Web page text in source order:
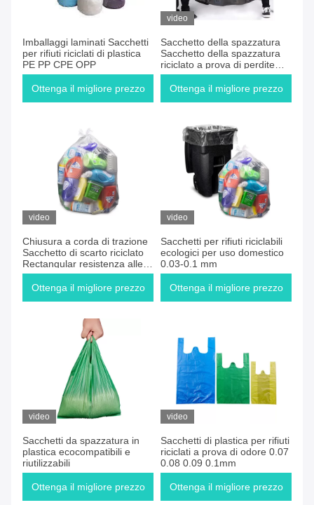
Imballaggi laminati Sacchetti
per rifiuti riciclati di plastica
PE PP CPE OPP
Ottenga il migliore prezzo
video
Sacchetto della spazzatura
Sacchetto della spazzatura
riciclato a prova di perdite
rettangolare
Ottenga il migliore prezzo
video
Chiusura a corda di trazione
Sacchetto di scarto riciclato
Rectangular resistenza alle
perdite
Ottenga il migliore prezzo
video
Sacchetti per rifiuti riciclabili
ecologici per uso domestico
0.03-0.1 mm
Ottenga il migliore prezzo
video
Sacchetti da spazzatura in
plastica ecocompatibili e
riutilizzabili
Ottenga il migliore prezzo
video
Sacchetti di plastica per rifiuti
riciclati a prova di odore 0.07
0.08 0.09 0.1mm
Ottenga il migliore prezzo